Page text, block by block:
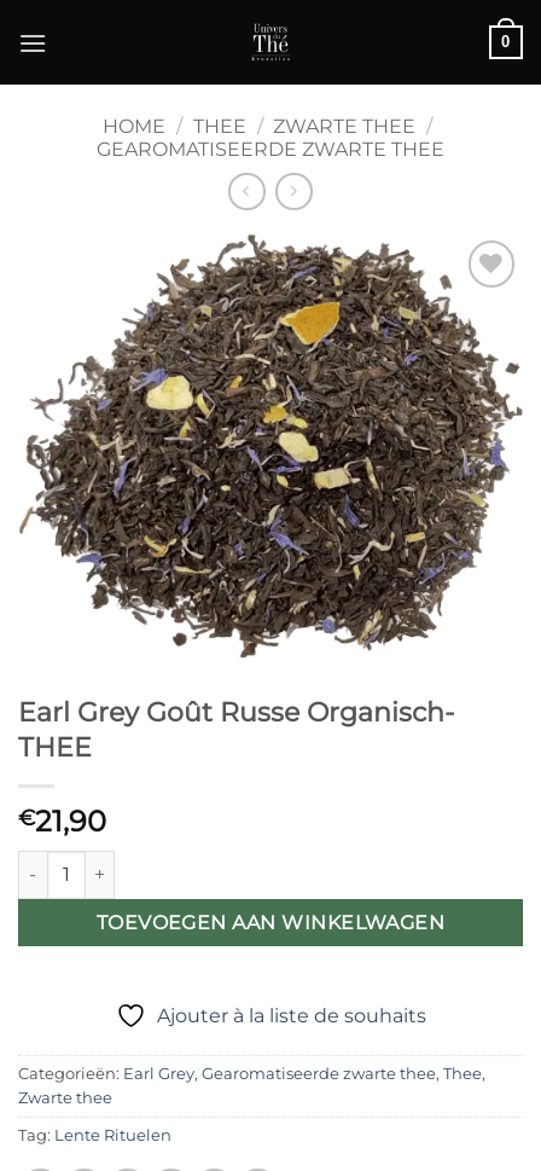
naar
0
HOME / THEE / ZWARTE THEE /
GEAROMATISEERDE ZWARTE THEE
Ajouter
à la liste
de
souhaits
Earl Grey Goût Russe Organisch-
THEE
€21,90
Earl Grey Goût Russe Organisch- THEE aantal
TOEVOEGEN AAN WINKELWAGEN
Ajouter à la liste de souhaits
Categorieën: Earl Grey, Gearomatiseerde zwarte thee, Thee,
Zwarte thee
Tag: Lente Rituelen